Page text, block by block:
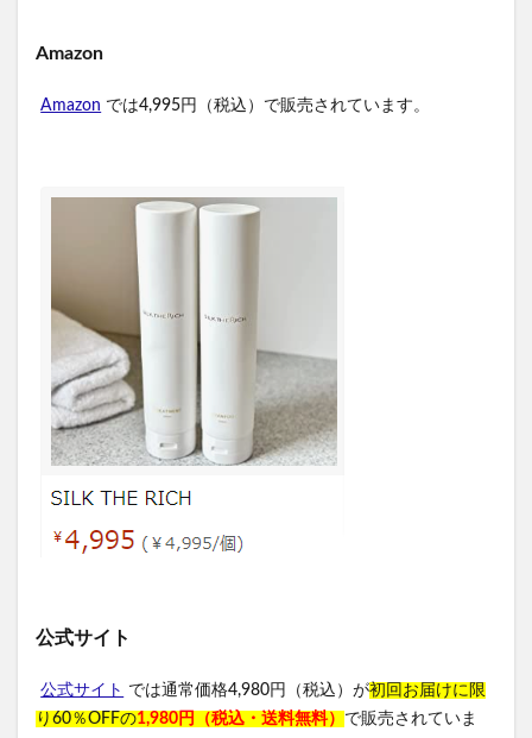
Amazon
Amazon では4,995円（税込）で販売されています。
公式サイト
公式サイト では通常価格4,980円（税込）が初回お届けに限
り60％OFFの1,980円（税込・送料無料） で販売されていま